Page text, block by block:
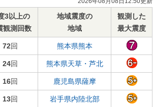
3以上の
観測回数
地域震度の
地域
観測した
最大震度
72回 熊本県熊本
24回 熊本県天草・芦北
16回 鹿児島県薩摩
13回 岩手県内陸北部